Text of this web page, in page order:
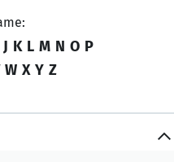
J K L M N O P
W X Y Z